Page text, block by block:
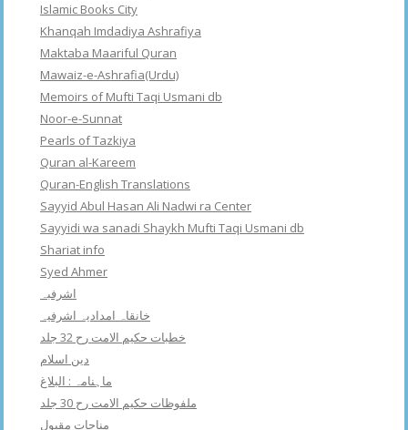
Islamic Books City
Khanqah Imdadiya Ashrafiya
Maktaba Maariful Quran
Mawaiz-e-Ashrafia(Urdu)
Memoirs of Mufti Taqi Usmani db
Noor-e-Sunnat
Pearls of Tazkiya
Quran al-Kareem
Quran-English Translations
Sayyid Abul Hasan Ali Nadwi ra Center
Sayyidi wa sanadi Shaykh Mufti Taqi Usmani db
Shariat info
Syed Ahmer
اشرفبہ
خانقاہ امدادیہ اشرفیہ
خطبات حکیم الامت رح 32 جلد
دین اسلام
ماہنامہ : البلاغ
ملفوظات حکیم الامت رح 30 جلد
مناجات مقبول